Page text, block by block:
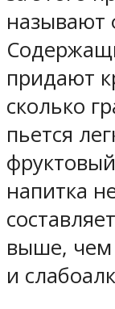
называют
придают
сколько
пьется
напитка
выше, чем
и